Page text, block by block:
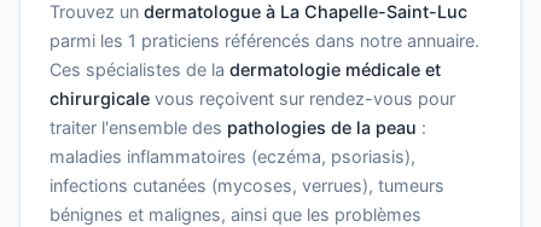
Trouvez un dermatologue à La Chapelle-Saint-Luc
parmi les 1 praticiens référencés dans notre annuaire.
Ces spécialistes de la dermatologie médicale et
chirurgicale vous reçoivent sur rendez-vous pour
traiter l'ensemble des pathologies de la peau :
maladies inflammatoires (eczéma, psoriasis),
infections cutanées (mycoses, verrues), tumeurs
bénignes et malignes, ainsi que les problèmes